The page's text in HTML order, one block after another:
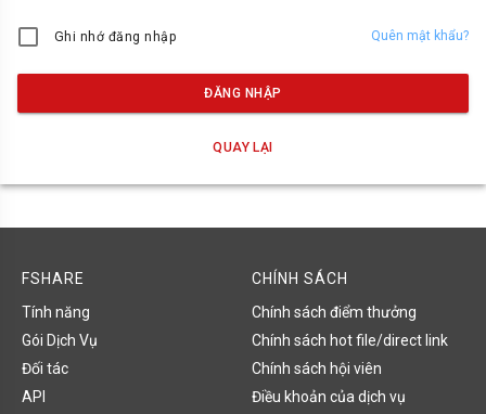
Ghi nhớ đăng nhập Quên mật khẩu?
ĐĂNG NHẬP
QUAY LẠI
FSHARE
Tính năng
Gói Dịch Vụ
Đối tác
API
CHÍNH SÁCH
Chính sách điểm thưởng
Chính sách hot file/direct link
Chính sách hội viên
Điều khoản của dịch vụ